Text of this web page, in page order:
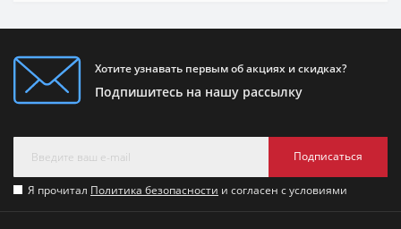
Хотите узнавать первым об акциях и скидках?
Подпишитесь на нашу рассылку
Подписаться
Я прочитал Политика безопасности и согласен с условиями